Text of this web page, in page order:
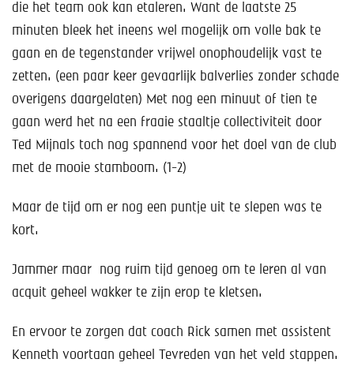
die het team ook kan etaleren. Want de laatste 25
minuten bleek het ineens wel mogelijk om volle bak te
gaan en de tegenstander vrijwel onophoudelijk vast te
zetten. (een paar keer gevaarlijk balverlies zonder schade
overigens daargelaten) Met nog een minuut of tien te
gaan werd het na een fraaie staaltje collectiviteit door
Ted Mijnals toch nog spannend voor het doel van de club
met de mooie stamboom. (1-2)
Maar de tijd om er nog een puntje uit te slepen was te
kort.
Jammer maar nog ruim tijd genoeg om te leren al van
acquit geheel wakker te zijn erop te kletsen.
En ervoor te zorgen dat coach Rick samen met assistent
Kenneth voortaan geheel Tevreden van het veld stappen.